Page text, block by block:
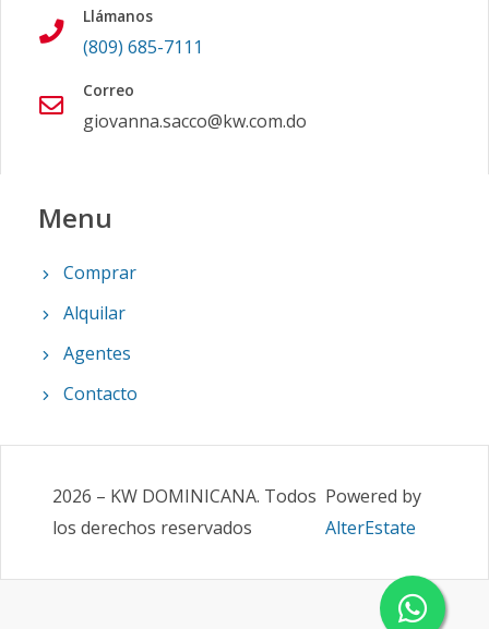
Llámanos
(809) 685-7111
Correo
giovanna.sacco@kw.com.do
Menu
Comprar
Alquilar
Agentes
Contacto
2026 – KW DOMINICANA. Todos
los derechos reservados
Powered by
AlterEstate